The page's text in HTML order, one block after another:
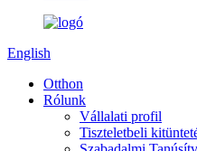
English
Otthon
Rólunk
Vállalati profil
Tiszteletbeli